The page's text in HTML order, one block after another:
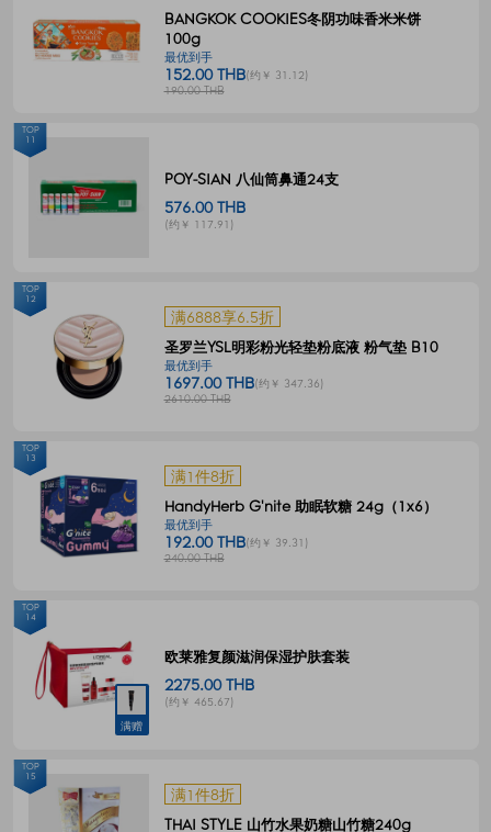
BANGKOK COOKIES冬阴功味香米米饼
100g
最优到手
152.00 THB(约￥ 31.12)
190.00 THB
POY-SIAN 八仙筒鼻通24支
576.00 THB
(约￥ 117.91)
TOP
11
满6888享6.5折
圣罗兰YSL明彩粉光轻垫粉底液 粉气垫 B10
最优到手
1697.00 THB(约￥ 347.36)
2610.00 THB
TOP
12
满1件8折
HandyHerb G'nite 助眠软糖 24g（1x6）
最优到手
192.00 THB(约￥ 39.31)
240.00 THB
TOP
13
满赠
欧莱雅复颜滋润保湿护肤套装
2275.00 THB
(约￥ 465.67)
TOP
14
满1件8折
THAI STYLE 山竹水果奶糖山竹糖240g
TOP
15